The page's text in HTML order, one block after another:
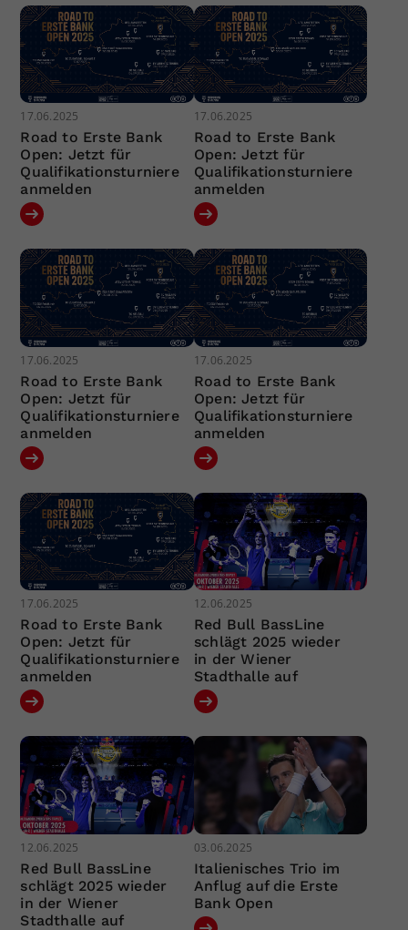
17.06.2025
Road to Erste Bank
Open: Jetzt für
Qualifikationsturniere
anmelden
17.06.2025
Road to Erste Bank
Open: Jetzt für
Qualifikationsturniere
anmelden
17.06.2025
Road to Erste Bank
Open: Jetzt für
Qualifikationsturniere
anmelden
17.06.2025
Road to Erste Bank
Open: Jetzt für
Qualifikationsturniere
anmelden
17.06.2025
Road to Erste Bank
Open: Jetzt für
Qualifikationsturniere
anmelden
12.06.2025
Red Bull BassLine
schlägt 2025 wieder
in der Wiener
Stadthalle auf
12.06.2025
Red Bull BassLine
schlägt 2025 wieder
in der Wiener
Stadthalle auf
03.06.2025
Italienisches Trio im
Anflug auf die Erste
Bank Open